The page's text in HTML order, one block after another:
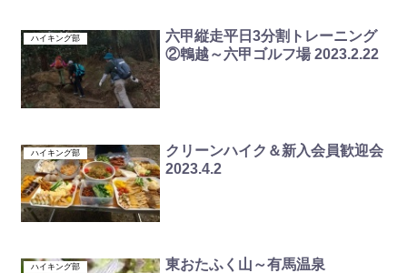
ハイキング部
六甲縦走平日3分割トレーニング
②鵯越～六甲ゴルフ場 2023.2.22
ハイキング部
クリーンハイク＆新入会員歓迎会
2023.4.2
ハイキング部
東おたふく山～有馬温泉